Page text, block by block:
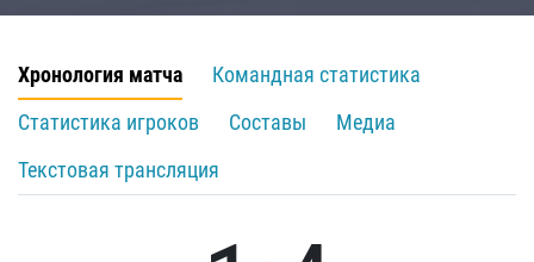
Хронология матча
Командная статистика
Статистика игроков
Составы
Медиа
Текстовая трансляция